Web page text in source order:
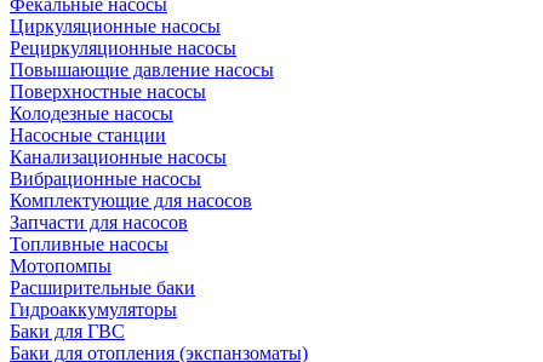
Фекальные насосы
Циркуляционные насосы
Рециркуляционные насосы
Повышающие давление насосы
Поверхностные насосы
Колодезные насосы
Насосные станции
Канализационные насосы
Вибрационные насосы
Комплектующие для насосов
Запчасти для насосов
Топливные насосы
Мотопомпы
Расширительные баки
Гидроаккумуляторы
Баки для ГВС
Баки для отопления (экспанзоматы)